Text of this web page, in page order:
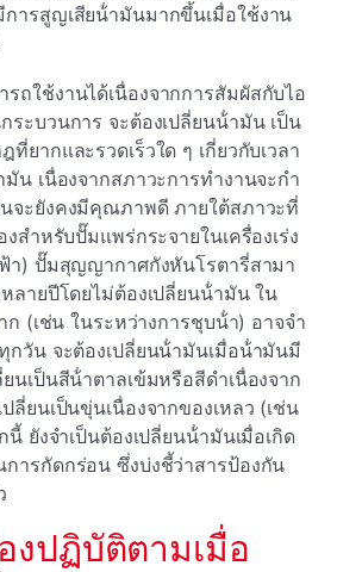
ารสูญเสียน้ํามันมากขึ้นเมื่อใช้งาน
ถใช้งานได้เนื่องจากการสัมผัสกับไอ
ระบวนการ จะต้องเปลี่ยนน้ํามัน เป็น
ยากและรวดเร็วใด ๆ เกี่ยวกับเวลา
น เนื่องจากสภาวะการทํางานจะกํา
จะยังคงมีคุณภาพดี ภายใต้สภาวะที่
สําหรับปั๊มแพร่กระจายในเครื่องเร่ง
า) ปั๊มสุญญากาศกังหันโรตารี่สามา
หลายปีโดยไม่ต้องเปลี่ยนน้ํามัน ใน
(เช่น ในระหว่างการชุบน้ํา) อาจจํา
กวัน จะต้องเปลี่ยนน้ํามันเมื่อน้ํามันมี
นเป็นสีน้ําตาลเข้มหรือสีดําเนื่องจาก
ลี่ยนเป็นขุ่นเนื่องจากของเหลว (เช่น
ยังจําเป็นต้องเปลี่ยนน้ํามันเมื่อเกิด
ารกัดกร่อน ซึ่งบ่งชี้ว่าสารป้องกัน
ปฏิบัติตามเมื่อ